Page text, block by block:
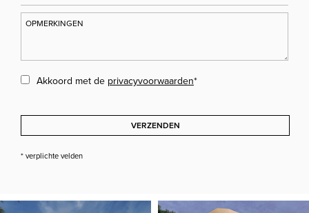
Akkoord met de privacyvoorwaarden*
VERZENDEN
* verplichte velden